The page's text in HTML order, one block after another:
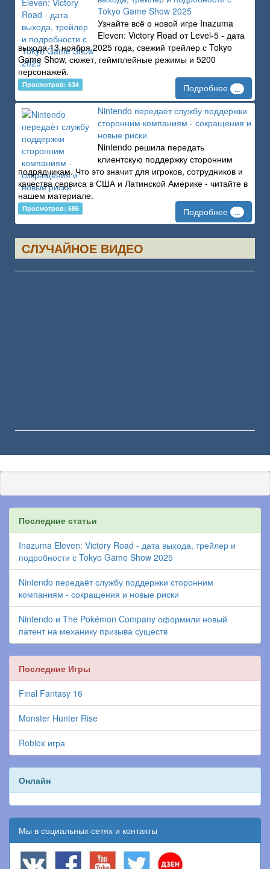
Tokyo Game Show 2025
Узнайте всё о новой игре Inazuma
Eleven: Victory Road от Level-5 - дата
выхода 13 ноября 2025 года, свежий трейлер с Tokyo
Game Show, сюжет, геймплейные режимы и 5200
персонажей.
Просмотров: 634 Подробнее ...
Nintendo передаёт службу поддержки
сторонним компаниям - сокращения и
новые риски
Nintendo решила передать
клиентскую поддержку сторонним
подрядчикам. Что это значит для игроков, сотрудников и
качества сервиса в США и Латинской Америке - читайте в
нашем материале.
Просмотров: 686 Подробнее ...
СЛУЧАЙНОЕ ВИДЕО
Последние статьи
Inazuma Eleven: Victory Road - дата выхода, трейлер и
подробности с Tokyo Game Show 2025
Nintendo передаёт службу поддержки сторонним
компаниям - сокращения и новые риски
Nintendo и The Pokémon Company оформили новый
патент на механику призыва существ
Последние Игры
Final Fantasy 16
Monster Hunter Rise
Roblox игра
Онлайн
Мы в социальных сетях и контакты